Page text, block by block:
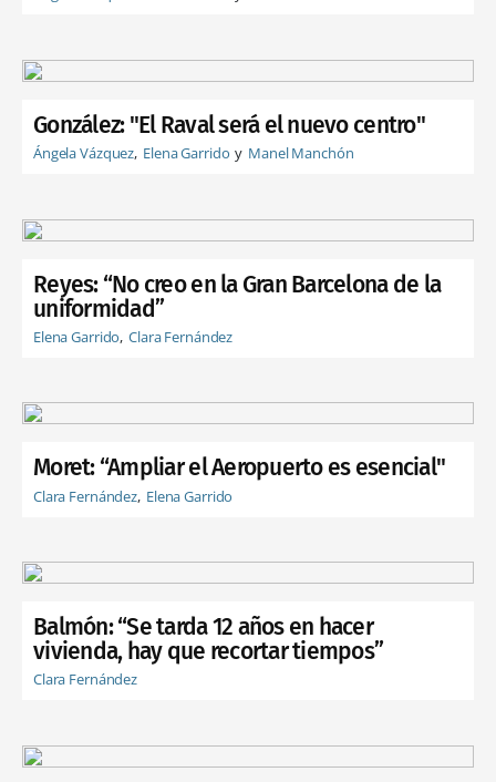
González: "El Raval será el nuevo centro"
Ángela Vázquez Elena Garrido Manel Manchón
Reyes: “No creo en la Gran Barcelona de la
uniformidad”
Elena Garrido Clara Fernández
Moret: “Ampliar el Aeropuerto es esencial"
Clara Fernández Elena Garrido
Balmón: “Se tarda 12 años en hacer
vivienda, hay que recortar tiempos”
Clara Fernández